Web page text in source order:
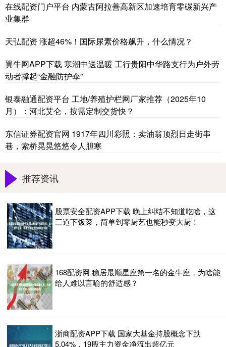
在线配资门户平台 内蒙古阿拉善高新区加速培育零碳新兴产
业集群
天弘配资 涨超46%！国际尿素价格飙升，什么情况？
翼牛网APP下载 寒潮中送温暖 工行贵阳中华路支行为户外劳
动者撑起“金融防护伞”
银泰融通配资平台 工地/养殖护栏网厂家推荐（2025年10
月）：河北艾仑，按需定制交货快？
东信证券配资官网 1917年四川彩照：卖油翁顶烈日走街串
巷，索桥晃晃悠悠令人胆寒
推荐资讯
股票安全配资APP下载 晚上纠结不知道吃啥，这
三道下饭菜，简单到零厨艺也能秒变大厨！
168配资网 稳居最顺星座第一名的金牛座，为啥能
给人难以言喻的舒适感？
浙商配资APP下载 国家大基金持股概念下跌
5.04%，19股主力资金净流出超亿元